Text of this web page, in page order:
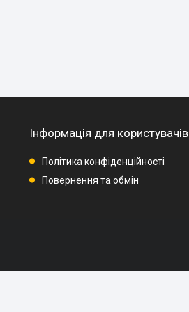
Інформація для користувачів
Політика конфіденційності
Повернення та обмін